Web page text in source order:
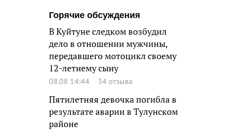
Горячие обсуждения
В Куйтуне следком возбудил
дело в отношении мужчины,
передавшего мотоцикл своему
12-летнему сыну
08.08 14:44 34 отзыва
Пятилетняя девочка погибла в
результате аварии в Тулунском
районе